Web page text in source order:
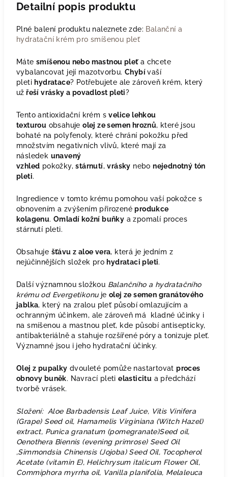
Detailní popis produktu
Plné balení produktu naleznete zde: Balanční a
hydratační krém pro smíšenou pleť
Máte smíšenou nebo mastnou pleťa chcete
vybalancovat její mazotvorbu. Chybívaší
pleti hydratace? Potřebujete ale zároveň krém, který
už řeší vrásky a povadlost pleti?
Tento antioxidační krém svelice lehkou
texturou obsahujeolej ze semen hroznů, které jsou
bohaté na polyfenoly, které chrání pokožku před
množstvím negativních vlivů, které mají za
následek unavený
vzhled pokožky,stárnutí,vrásky nebonejednotný tón
pleti.
Ingredience v tomto krému pomohou vaší pokožce s
obnovením a zvýšením přirozenéprodukce
kolagenu.Omladí kožní buňky a zpomalí proces
stárnutí pleti.
Obsahuje šťávu z aloe vera, která je jedním z
nejúčinnějších složek pro hydrataci pleti.
Další významnou složkou Balančního a hydratačního
krému od Evergetikonujeolej ze semen granátového
jablka, který na zralou pleť působí omlazujícím a
ochranným účinkem, ale zároveň má kladné účinky i
na smíšenou a mastnou pleť, kde působí antisepticky,
antibakteriálně a stahuje rozšířené póry a tonizuje pleť.
Významné jsou i jeho hydratační účinky.
Olej z pupalky dvouleté pomůže nastartovatproces
obnovy buněk. Navrací pletielasticitu a předchází
tvorbě vrásek.
Složení: Aloe Barbadensis Leaf Juice, Vitis Vinifera
(Grape) Seed oil, Hamamelis Virginiana (Witch Hazel)
extract, Punica granatum (pomegranate)Seed oil,
Oenothera Biennis (evening primrose) Seed Oil
,Simmondsia Chinensis (Jojoba) Seed Oil, Tocopherol
Acetate (vitamin E), Helichrysum italicum Flower Oil,
Commiphora myrrha oil, Vanilla planifolia, Melaleuca